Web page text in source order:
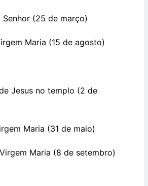
(25 de março)
Maria (15 de agosto)
Jesus no templo (2 de
Maria (31 de maio)
Maria (8 de setembro)